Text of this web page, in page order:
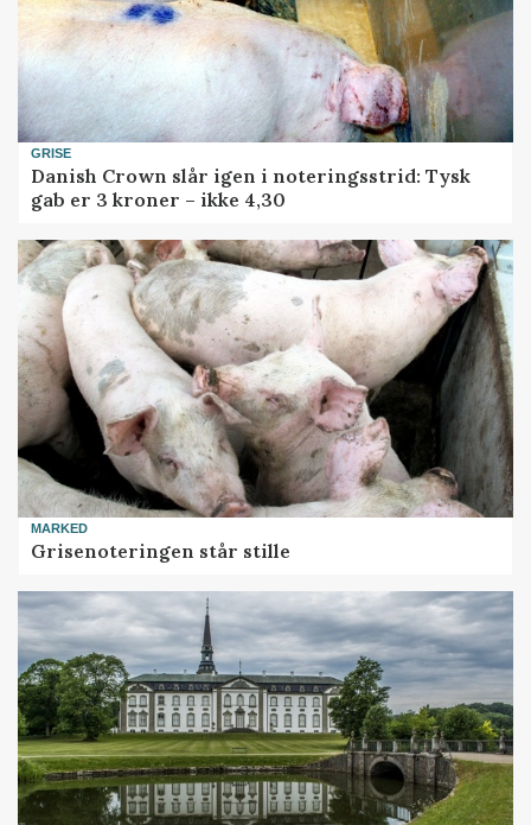
GRISE
Danish Crown slår igen i noteringsstrid: Tysk
gab er 3 kroner – ikke 4,30
MARKED
Grisenoteringen står stille